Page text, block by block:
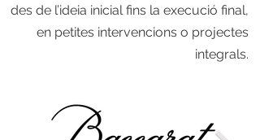
des de l’ideia inicial fins la execució final,
en petites intervencions o projectes
integrals.